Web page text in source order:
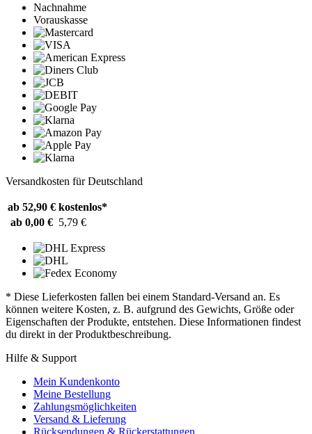
Nachnahme
Vorauskasse
Versandkosten für Deutschland
ab 52,90 € kostenlos*
ab 0,00 € 5,79 €
* Diese Lieferkosten fallen bei einem Standard-Versand an. Es
können weitere Kosten, z. B. aufgrund des Gewichts, Größe oder
Eigenschaften der Produkte, entstehen. Diese Informationen findest
du direkt in der Produktbeschreibung.
Hilfe & Support
Mein Kundenkonto
Meine Bestellung
Zahlungsmöglichkeiten
Versand & Lieferung
Rücksendungen & Rückerstattungen